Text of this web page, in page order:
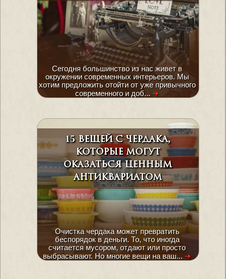
Сегодня большинство из нас живет в
окружении современных интерьеров. Мы
хотим предложить отойти от уже привычного
современного и доб... ➜
15 вещей с чердака,
которые могут
оказаться ценным
антиквариатом
Очистка чердака может превратить
беспорядок в деньги. То, что иногда
считается мусором, отдают или просто
выбрасывают. Но многие вещи на ваш... ➜